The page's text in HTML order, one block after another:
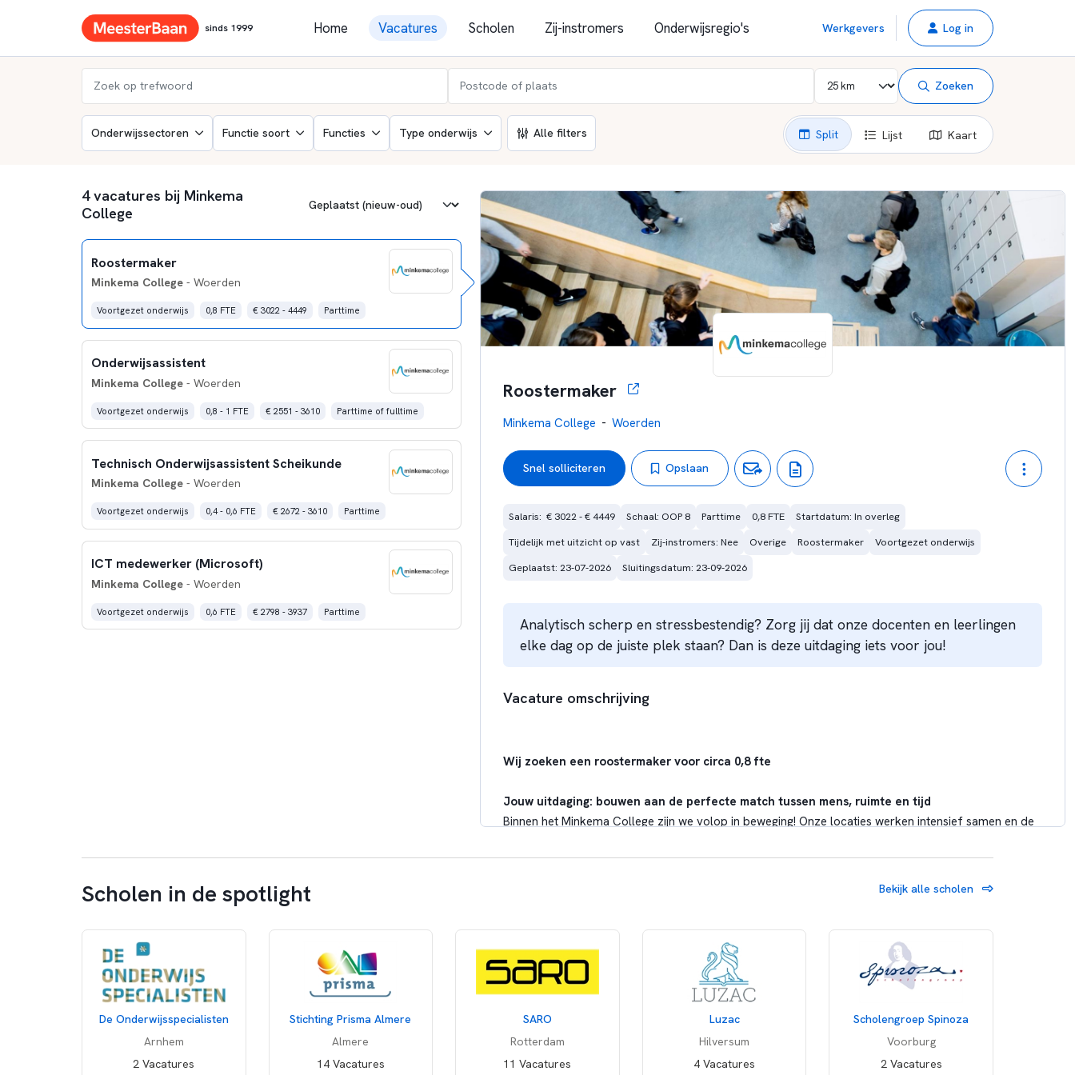
sinds 1999 Home Vacatures Scholen Zij-instromers Onderwijsregio's Werkgevers Log in
Zoeken
Onderwijssectoren Functie soort Functies Type onderwijs Alle filters Split Lijst Kaart
4 vacatures bij Minkema
College
Roostermaker
Minkema College- Woerden
Voortgezet onderwijs 0,8 FTE € 3022 - 4449 Parttime
Onderwijsassistent
Minkema College- Woerden
Voortgezet onderwijs 0,8 - 1 FTE € 2551 - 3610 Parttime of fulltime
Technisch Onderwijsassistent Scheikunde
Minkema College- Woerden
Voortgezet onderwijs 0,4 - 0,6 FTE € 2672 - 3610 Parttime
ICT medewerker (Microsoft)
Minkema College- Woerden
Voortgezet onderwijs 0,6 FTE € 2798 - 3937 Parttime
Scholen in de spotlight Bekijk alle scholen
De Onderwijsspecialisten
Arnhem
2 Vacatures
Stichting Prisma Almere
Almere
14 Vacatures
SARO
Rotterdam
11 Vacatures
Luzac
Hilversum
4 Vacatures
Scholengroep Spinoza
Voorburg
2 Vacatures
Roostermaker
Minkema College - Woerden
Snel solliciteren Opslaan
Salaris:  € 3022 - € 4449 Schaal: OOP 8 Parttime 0,8 FTE
Startdatum: In overleg
Tijdelijk met uitzicht op vast
Zij-instromers: Nee Overige Roostermaker
Voortgezet onderwijs
Geplaatst: 23-07-2026
Sluitingsdatum: 23-09-2026
Analytisch scherp en stressbestendig? Zorg jij dat onze docenten en leerlingen
elke dag op de juiste plek staan? Dan is deze uitdaging iets voor jou!
Vacature omschrijving
Wij zoeken een roostermaker voor circa 0,8 fte
Jouw uitdaging: bouwen aan de perfecte match tussen mens, ruimte en tijd
Binnen het Minkema College zijn we volop in beweging! Onze locaties werken intensief samen en de
werkomgeving waarin je flexibel inzetbaar bent op zowel onze locatie aan de Minkemalaan als onze
locatie aan de Steinhagenseweg. Samen met je collega-roostermakers vorm je een hecht team
Als roostermaker ben jij de organisatorische spil van de school. Jouw takenpakket is veelzijdig en
impactvol:
: Je stelt alle voorkomende roosters en planningen op en stelt ze waar
nodig bij. Kortom: jij zorgt dat de dagelijkse onderwijslogistiek vlekkeloos verloopt.
Knelpunten tackelen
: Je signaleert en onderzoekt planningstechnische uitdagingen vroegtijdig
en adviseert het management over slimme oplossingen.